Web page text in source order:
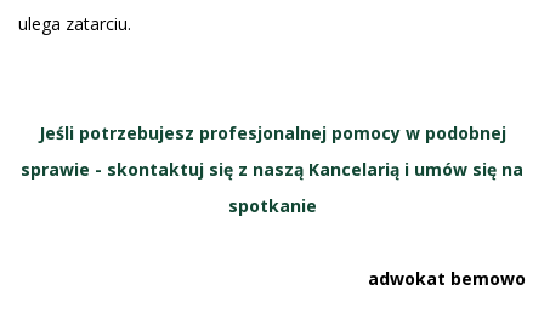
ulega zatarciu.
Jeśli potrzebujesz profesjonalnej pomocy w podobnej
sprawie - skontaktuj się z naszą Kancelarią i umów się na
spotkanie
adwokat bemowo